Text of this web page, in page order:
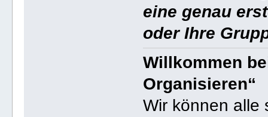
eine genau
oder Ihre
Willkommen
Organisieren“
Wir können alle